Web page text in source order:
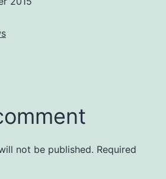
not be published. Required